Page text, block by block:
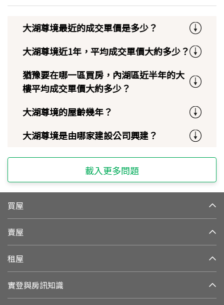
大湖尊境最近的成交單價是多少？
大湖尊境近1年，平均成交單價大約多少？
猶豫要在哪一區買房，內湖區近半年的大
樓平均成交單價大約多少？
大湖尊境的屋齡幾年？
大湖尊境是由哪家建設公司興建？
載入更多問題
買屋
賣屋
租屋
實登與房訊知識